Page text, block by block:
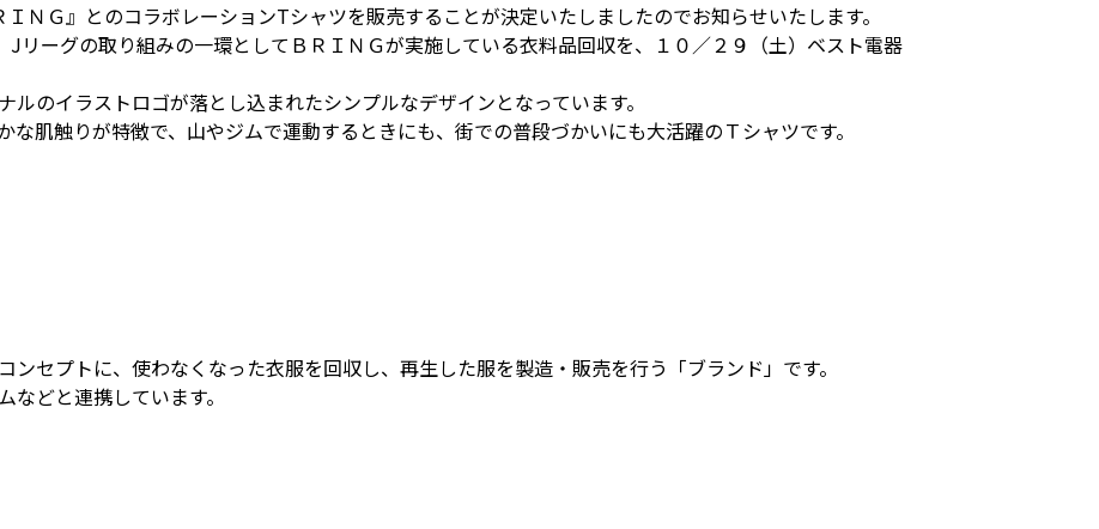
ＮＧ』とのコラボレーションTシャツを販売することが決定いたしましたのでお知らせいたします。
リーグの取り組みの一環としてＢＲＩＮＧが実施している衣料品回収を、１０／２９（土）ベスト電器
ルのイラストロゴが落とし込まれたシンプルなデザインとなっています。
肌触りが特徴で、山やジムで運動するときにも、街での普段づかいにも大活躍のＴシャツです。
ンセプトに、使わなくなった衣服を回収し、再生した服を製造・販売を行う「ブランド」です。
どと連携しています。